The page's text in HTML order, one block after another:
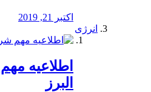
اکتبر 21, 2019
انرژی
️اطلاعیه
البرز